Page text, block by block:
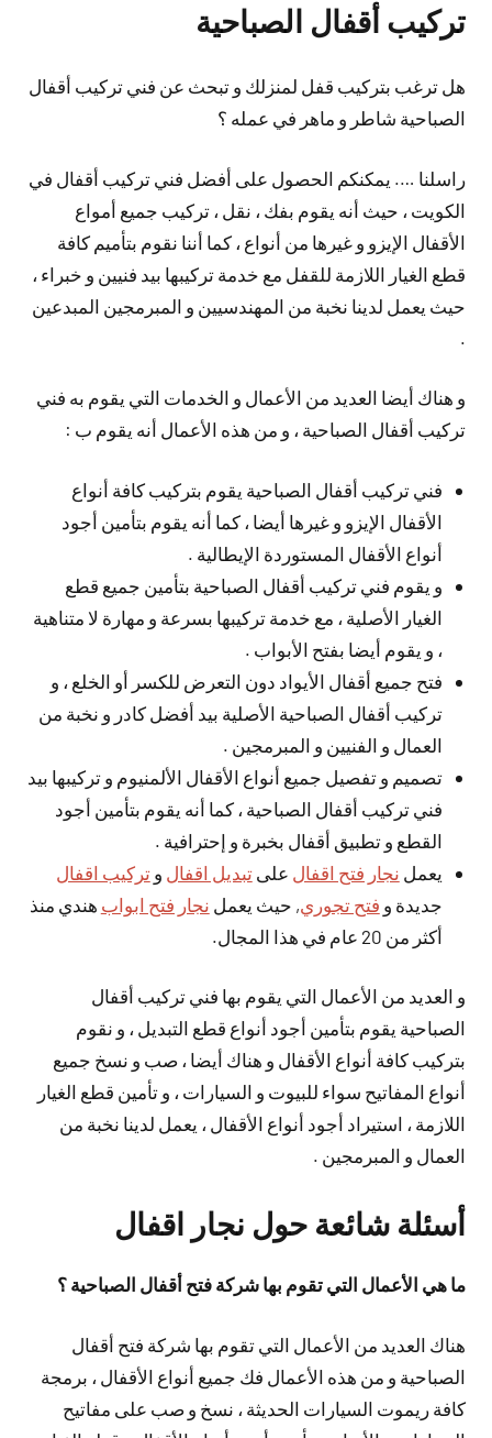
تركيب أقفال الصباحية
هل ترغب بتركيب قفل لمنزلك و تبحث عن فني تركيب أقفال
الصباحية شاطر و ماهر في عمله ؟
راسلنا …. يمكنكم الحصول على أفضل فني تركيب أقفال في
الكويت ، حيث أنه يقوم بفك ، نقل ، تركيب جميع أمواع
الأقفال الإيزو و غيرها من أنواع ، كما أننا نقوم بتأميم كافة
قطع الغيار اللازمة للقفل مع خدمة تركيبها بيد فنيين و خبراء ،
حيث يعمل لدينا نخبة من المهندسيين و المبرمجين المبدعين
.
و هناك أيضا العديد من الأعمال و الخدمات التي يقوم به فني
تركيب أقفال الصباحية ، و من هذه الأعمال أنه يقوم ب :
فني تركيب أقفال الصباحية يقوم بتركيب كافة أنواع
الأقفال الإيزو و غيرها أيضا ، كما أنه يقوم بتأمين أجود
أنواع الأقفال المستوردة الإيطالية .
و يقوم فني تركيب أقفال الصباحية بتأمين جميع قطع
الغيار الأصلية ، مع خدمة تركيبها بسرعة و مهارة لا متناهية
، و يقوم أيضا بفتح الأبواب .
فتح جميع أقفال الأيواد دون التعرض للكسر أو الخلع ، و
تركيب أقفال الصباحية الأصلية بيد أفضل كادر و نخبة من
العمال و الفنيين و المبرمجين .
تصميم و تفصيل جميع أنواع الأقفال الألمنيوم و تركيبها بيد
فني تركيب أقفال الصباحية ، كما أنه يقوم بتأمين أجود
القطع و تطبيق أقفال بخبرة و إحترافية .
يعمل نجار فتح اقفال علىتبديل اقفال وتركيب اقفال
جديدة و فتح تجوري, حيث يعمل نجار فتح ابواب هندي منذ
أكثر من 20 عام في هذا المجال.
و العديد من الأعمال التي يقوم بها فني تركيب أقفال
الصباحية يقوم بتأمين أجود أنواع قطع التبديل ، و نقوم
بتركيب كافة أنواع الأقفال و هناك أيضا ، صب و نسخ جميع
أنواع المفاتيح سواء للبيوت و السيارات ، و تأمين قطع الغيار
اللازمة ، استيراد أجود أنواع الأقفال ، يعمل لدينا نخبة من
العمال و المبرمجين .
أسئلة شائعة حول نجار اقفال
ما هي الأعمال التي تقوم بها شركة فتح أقفال الصباحية ؟
هناك العديد من الأعمال التي تقوم بها شركة فتح أقفال
الصباحية و من هذه الأعمال فك جميع أنواع الأقفال ، برمجة
كافة ريموت السيارات الحديثة ، نسخ و صب على مفاتيح